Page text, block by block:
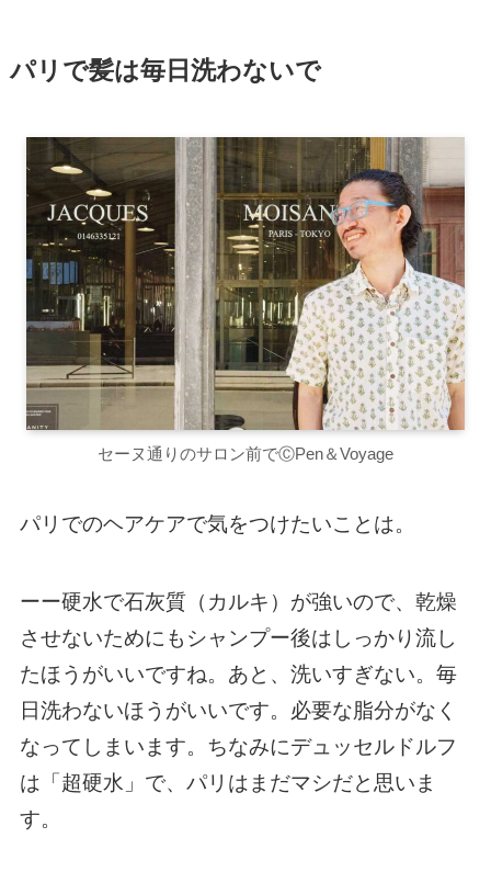
パリで髪は毎日洗わないで
セーヌ通りのサロン前でⒸPen＆Voyage
パリでのヘアケアで気をつけたいことは。
ーー硬水で石灰質（カルキ）が強いので、乾燥
させないためにもシャンプー後はしっかり流し
たほうがいいですね。あと、洗いすぎない。毎
日洗わないほうがいいです。必要な脂分がなく
なってしまいます。ちなみにデュッセルドルフ
は「超硬水」で、パリはまだマシだと思いま
す。